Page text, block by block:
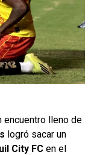
encuentro lleno de
logró sacar un
City FC en el